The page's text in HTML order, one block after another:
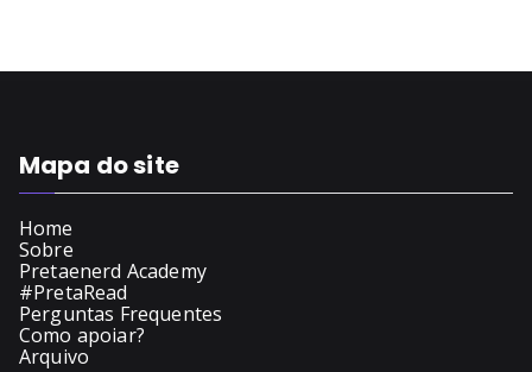
Mapa do site
Home
Sobre
Pretaenerd Academy
#PretaRead
Perguntas Frequentes
Como apoiar?
Arquivo